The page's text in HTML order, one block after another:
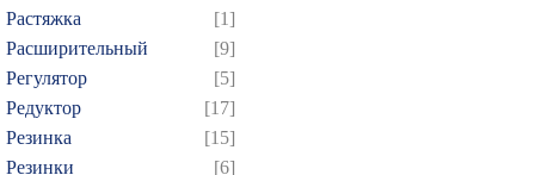
Растяжка
[1]
Расширительный
[9]
Регулятор
[5]
Редуктор
[17]
Резинка
[15]
Резинки
[6]